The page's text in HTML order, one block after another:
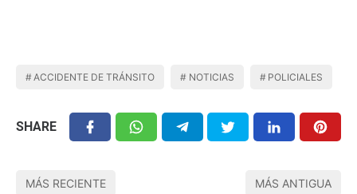
ACCIDENTE DE TRÁNSITO NOTICIAS POLICIALES
SHARE
MÁS RECIENTE MÁS ANTIGUA